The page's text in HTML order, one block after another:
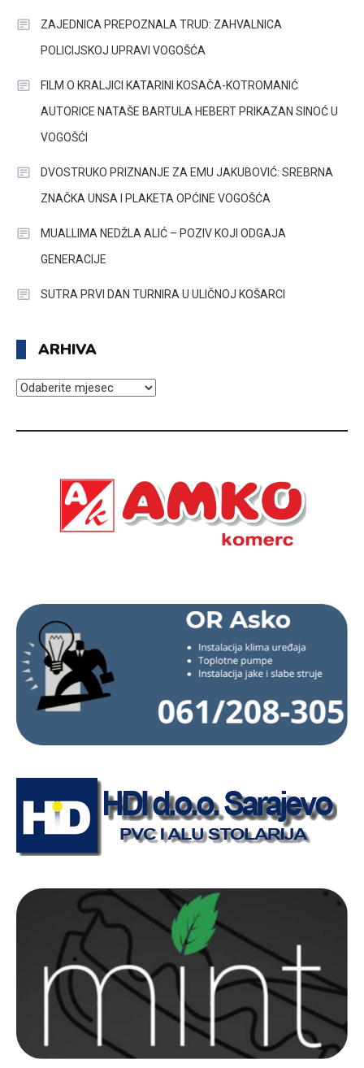
ZAJEDNICA PREPOZNALA TRUD: ZAHVALNICA
POLICIJSKOJ UPRAVI VOGOŠĆA
FILM O KRALJICI KATARINI KOSAČA-KOTROMANIĆ
AUTORICE NATAŠE BARTULA HEBERT PRIKAZAN SINOĆ U
VOGOŠĆI
DVOSTRUKO PRIZNANJE ZA EMU JAKUBOVIĆ: SREBRNA
ZNAČKA UNSA I PLAKETA OPĆINE VOGOŠĆA
MUALLIMA NEDŽLA ALIĆ – POZIV KOJI ODGAJA
GENERACIJE
SUTRA PRVI DAN TURNIRA U ULIČNOJ KOŠARCI
ARHIVA
ARHIVA